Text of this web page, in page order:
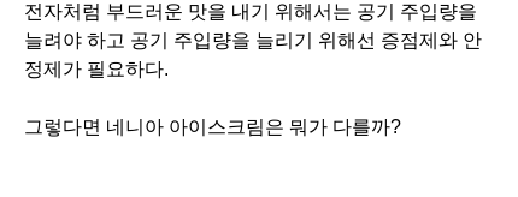
전자처럼 부드러운 맛을 내기 위해서는 공기 주입량을
늘려야 하고 공기 주입량을 늘리기 위해선 증점제와 안
정제가 필요하다.
그렇다면 네니아 아이스크림은 뭐가 다를까?